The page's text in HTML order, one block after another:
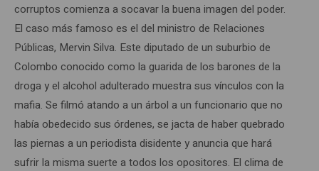
corruptos comienza a socavar la buena imagen del poder.
El caso más famoso es el del ministro de Relaciones
Públicas, Mervin Silva. Este diputado de un suburbio de
Colombo conocido como la guarida de los barones de la
droga y el alcohol adulterado muestra sus vínculos con la
mafia. Se filmó atando a un árbol a un funcionario que no
había obedecido sus órdenes, se jacta de haber quebrado
las piernas a un periodista disidente y anuncia que hará
sufrir la misma suerte a todos los opositores. El clima de